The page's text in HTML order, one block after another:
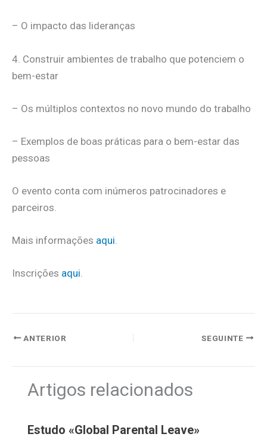
– O impacto das lideranças
4. Construir ambientes de trabalho que potenciem o
bem-estar
– Os múltiplos contextos no novo mundo do trabalho
– Exemplos de boas práticas para o bem-estar das
pessoas
O evento conta com inúmeros patrocinadores e
parceiros.
Mais informações aqui.
Inscrições aqui.
ANTERIOR SEGUINTE
Artigos relacionados
Estudo «Global Parental Leave»